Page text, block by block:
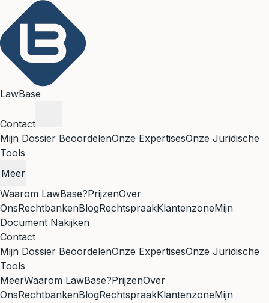
LawBase
Contact
Mijn Dossier BeoordelenOnze ExpertisesOnze Juridische
Tools
Meer
Waarom LawBase?PrijzenOver
OnsRechtbankenBlogRechtspraakKlantenzoneMijn
Document Nakijken
Contact
Mijn Dossier BeoordelenOnze ExpertisesOnze Juridische
Tools
MeerWaarom LawBase?PrijzenOver
OnsRechtbankenBlogRechtspraakKlantenzoneMijn